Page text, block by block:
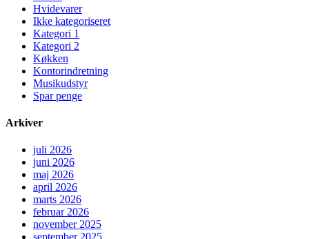
Hvidevarer
Ikke kategoriseret
Kategori 1
Kategori 2
Køkken
Kontorindretning
Musikudstyr
Spar penge
Arkiver
juli 2026
juni 2026
maj 2026
april 2026
marts 2026
februar 2026
november 2025